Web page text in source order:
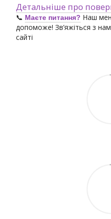
Детальніше про
📞 Маєте питання? Наш
допоможе! Зв’яжіться з
сайті